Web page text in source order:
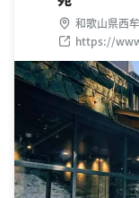
和歌山県西
https://